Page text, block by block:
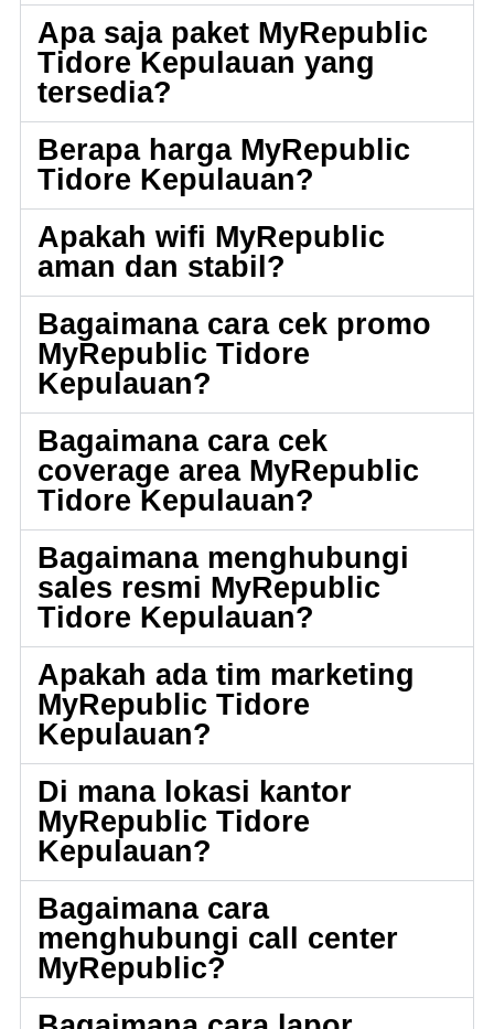
Apa saja paket MyRepublic
Tidore Kepulauan yang
tersedia?
Berapa harga MyRepublic
Tidore Kepulauan?
Apakah wifi MyRepublic
aman dan stabil?
Bagaimana cara cek promo
MyRepublic Tidore
Kepulauan?
Bagaimana cara cek
coverage area MyRepublic
Tidore Kepulauan?
Bagaimana menghubungi
sales resmi MyRepublic
Tidore Kepulauan?
Apakah ada tim marketing
MyRepublic Tidore
Kepulauan?
Di mana lokasi kantor
MyRepublic Tidore
Kepulauan?
Bagaimana cara
menghubungi call center
MyRepublic?